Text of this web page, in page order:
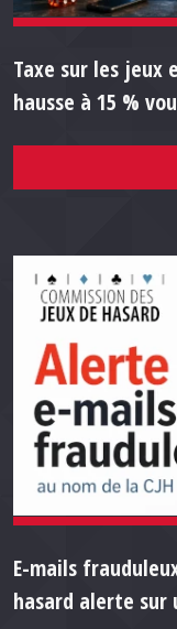
Taxe sur les jeux
hausse à 15 %
E-mails
hasard alerte sur